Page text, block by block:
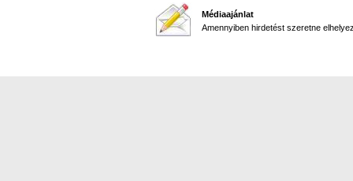
Médiaajánlat
Amennyiben hirdetést szeretne